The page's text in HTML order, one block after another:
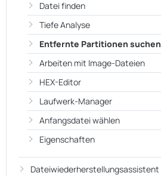
Datei finden
Tiefe Analyse
Entfernte Partitionen suchen
Arbeiten mit Image-Dateien
HEX-Editor
Laufwerk-Manager
Anfangsdatei wählen
Eigenschaften
Dateiwiederherstellungsassistent